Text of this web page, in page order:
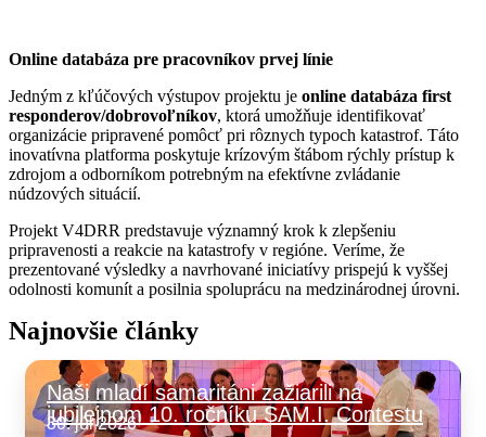
Online databáza pre pracovníkov prvej línie
Jedným z kľúčových výstupov projektu je online databáza first
responderov/dobrovoľníkov, ktorá umožňuje identifikovať
organizácie pripravené pomôcť pri rôznych typoch katastrof. Táto
inovatívna platforma poskytuje krízovým štábom rýchly prístup k
zdrojom a odborníkom potrebným na efektívne zvládanie
núdzových situácií.
Projekt V4DRR predstavuje významný krok k zlepšeniu
pripravenosti a reakcie na katastrofy v regióne. Veríme, že
prezentované výsledky a navrhované iniciatívy prispejú k vyššej
odolnosti komunít a posilnia spoluprácu na medzinárodnej úrovni.
Najnovšie články
Naši mladí samaritáni zažiarili na
jubilejnom 10. ročníku SAM.I. Contestu
30. júl 2026